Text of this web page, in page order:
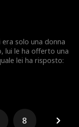
solo una donna
lui le ha offerto una
lei ha risposto:
8